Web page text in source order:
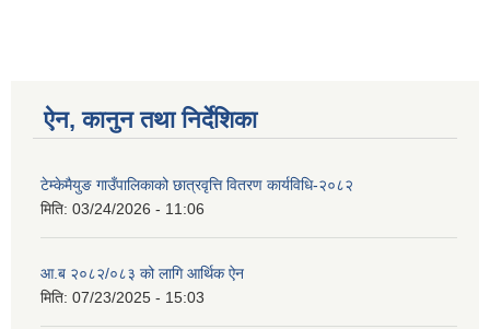
ऐन, कानुन तथा निर्देशिका
टेम्केमैयुङ गाउँपालिकाको छात्रवृत्ति वितरण कार्यविधि-२०८२
मिति: 03/24/2026 - 11:06
आ.ब २०८२/०८३ को लागि आर्थिक ऐन
मिति: 07/23/2025 - 15:03